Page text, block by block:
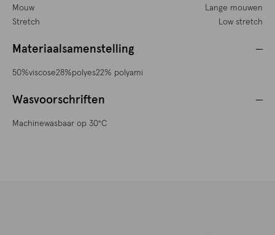
Mouw
Lange mouwen
Stretch
Low stretch
Materiaalsamenstelling
50%viscose28%polyes22% polyami
Wasvoorschriften
Machinewasbaar op 30°C